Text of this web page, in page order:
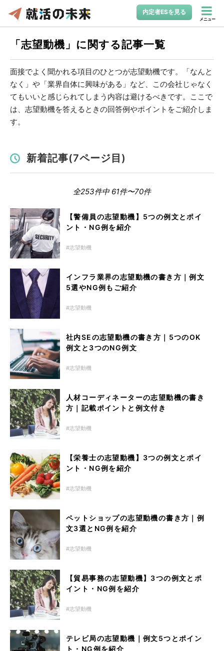
内定者ESを見る
メニュー
「志望動機」に関する記事一覧
面接でよく聞かれる項目のひとつが志望動機です。「なんと
なく」や「業界自体に興味がある」など、この会社じゃなく
てもいいと感じられてしまう内容は避けるべきです。ここで
は、志望動機を答えるときの回答例やポイントをご紹介しま
す。
新着記事(7ページ目)
全253件中 61件〜70件
【警備員の志望動機】5つの例文とポイ
ント・NG例を紹介
志望動機
インフラ業界の志望動機の書き方｜例文
5選やNG例もご紹介
志望動機
社内SEの志望動機の書き方｜5つのOK
例文と3つのNG例文
志望動機
人材コーディネーターの志望動機の書き
方｜記載ポイントと例文付き
志望動機
【栄養士の志望動機】3つの例文とポイ
ント・NG例を紹介
志望動機
ペットショップの志望動機の書き方｜例
文3選とNG例を紹介
志望動機
【貿易事務の志望動機】3つの例文とポ
イント・NG例を紹介
志望動機
テレビ局の志望動機｜例文5つとポイン
ト・NG例を紹介